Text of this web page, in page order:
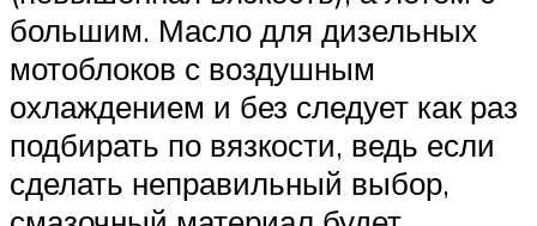
большим. Масло для дизельных
мотоблоков с воздушным
охлаждением и без следует как раз
подбирать по вязкости, ведь если
сделать неправильный выбор,